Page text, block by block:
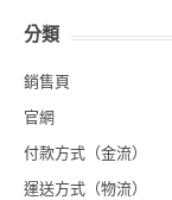
分類
銷售頁
官網
付款方式（金流）
運送方式（物流）